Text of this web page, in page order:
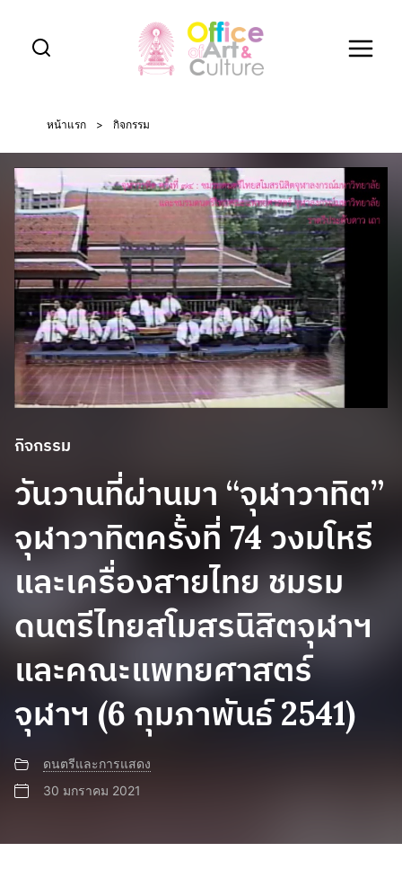
content
หน้าแรก > กิจกรรม
กิจกรรม
วันวานที่ผ่านมา “จุฬาวาทิต”
จุฬาวาทิตครั้งที่ 74 วงมโหรี
และเครื่องสายไทย ชมรม
ดนตรีไทยสโมสรนิสิตจุฬาฯ
และคณะแพทยศาสตร์
จุฬาฯ (6 กุมภาพันธ์ 2541)
ดนตรีและการแสดง
30 มกราคม 2021